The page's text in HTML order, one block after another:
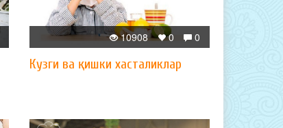
0
0
10908
Кузги ва қишки хасталиклар